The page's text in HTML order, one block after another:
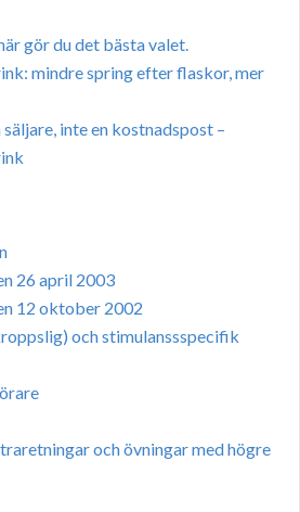
gör du det bästa valet.
mindre spring efter flaskor, mer
inte en kostnadspost –
26 april 2003
12 oktober 2002
och stimulanssspecifik
och övningar med högre